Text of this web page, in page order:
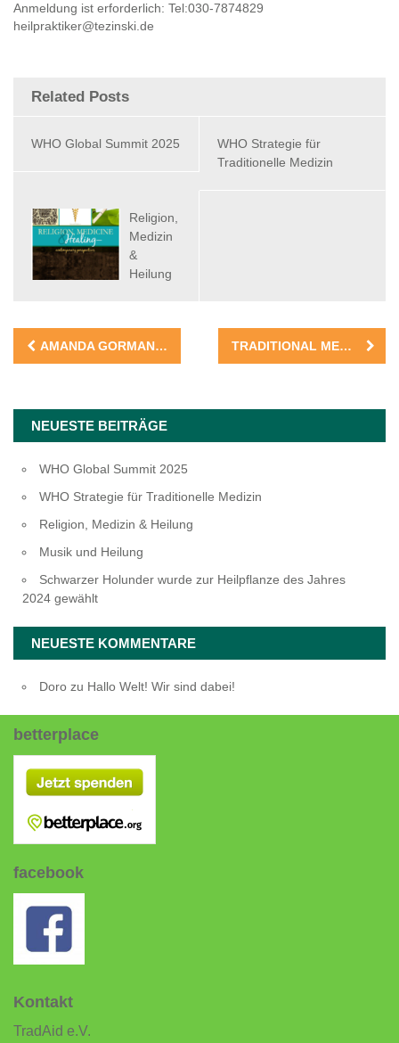
Anmeldung ist erforderlich: Tel:030-7874829
heilpraktiker@tezinski.de
Related Posts
WHO Global Summit 2025
WHO Strategie für
Traditionelle Medizin
Religion,
Medizin
&
Heilung
Beitragsnavigation
AMANDA GORMAN’S NEW YEAR’S POEM ‚NEW DAY’S LYRIC‘ TRADITIONAL MEDICINE GLOBAL SUMMIT 2023
NEUESTE BEITRÄGE
WHO Global Summit 2025
WHO Strategie für Traditionelle Medizin
Religion, Medizin & Heilung
Musik und Heilung
Schwarzer Holunder wurde zur Heilpflanze des Jahres
2024 gewählt
NEUESTE KOMMENTARE
Doro zu Hallo Welt! Wir sind dabei!
betterplace
facebook
Kontakt
TradAid e.V.